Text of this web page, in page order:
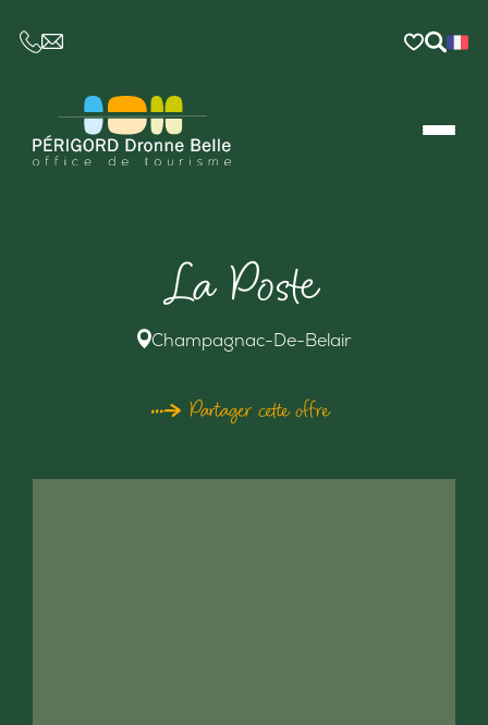
CE LIEN OUVRIRA VOTRE LOGICIEL DE
La Poste
Champagnac-De-Belair
Partager cette offre